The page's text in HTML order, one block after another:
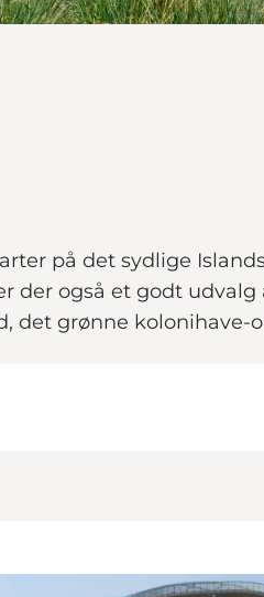
på det sydlige
der også et godt
grønne kolonihave-